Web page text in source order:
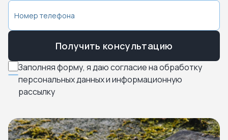
Заполняя форму, я даю согласие на обработку
персональных данных и информационную
рассылку
Получить консультацию